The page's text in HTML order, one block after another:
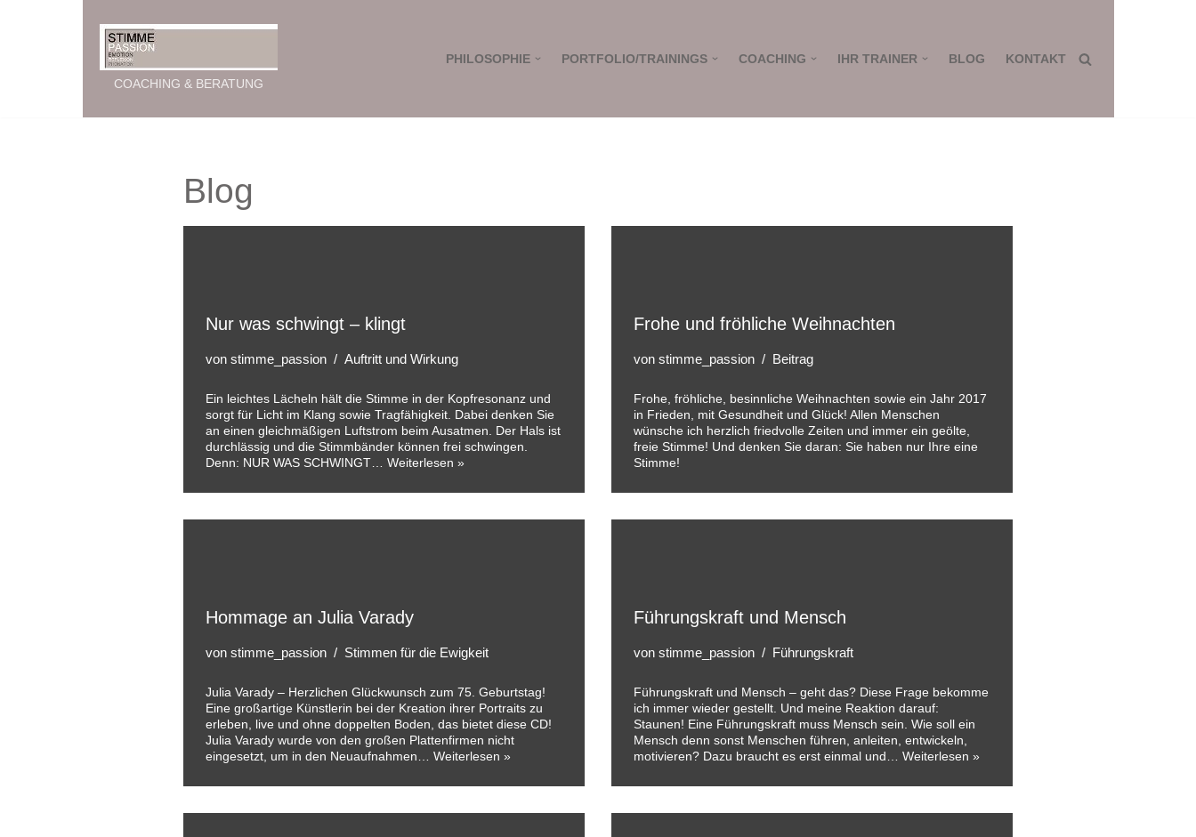
COACHING & BERATUNG
PHILOSOPHIE PORTFOLIO/TRAININGS COACHING IHR TRAINER BLOG KONTAKT
Blog
Nur was schwingt – klingt
vonstimme_passion Auftritt und Wirkung
Ein leichtes Lächeln hält die Stimme in der Kopfresonanz und
sorgt für Licht im Klang sowie Tragfähigkeit. Dabei denken Sie
an einen gleichmäßigen Luftstrom beim Ausatmen. Der Hals ist
durchlässig und die Stimmbänder können frei schwingen.
Denn: NUR WAS SCHWINGT…Weiterlesen »
Frohe und fröhliche Weihnachten
von stimme_passion Beitrag
Frohe, fröhliche, besinnliche Weihnachten sowie ein Jahr 2017
in Frieden, mit Gesundheit und Glück! Allen Menschen
wünsche ich herzlich friedvolle Zeiten und immer ein geölte,
freie Stimme! Und denken Sie daran: Sie haben nur Ihre eine
Stimme!
Hommage an Julia Varady
vonstimme_passion Stimmen für die Ewigkeit
Julia Varady – Herzlichen Glückwunsch zum 75. Geburtstag!
Eine großartige Künstlerin bei der Kreation ihrer Portraits zu
erleben, live und ohne doppelten Boden, das bietet diese CD!
Julia Varady wurde von den großen Plattenfirmen nicht
eingesetzt, um in den Neuaufnahmen…Weiterlesen »
Führungskraft und Mensch
von stimme_passion Führungskraft
Führungskraft und Mensch – geht das? Diese Frage bekomme
ich immer wieder gestellt. Und meine Reaktion darauf:
Staunen! Eine Führungskraft muss Mensch sein. Wie soll ein
Mensch denn sonst Menschen führen, anleiten, entwickeln,
motivieren? Dazu braucht es erst einmal und… Weiterlesen »